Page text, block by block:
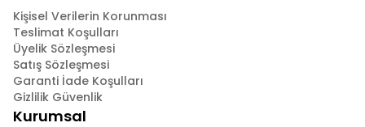
Kişisel Verilerin Korunması
Teslimat Koşulları
Üyelik Sözleşmesi
Satış Sözleşmesi
Garanti İade Koşulları
Gizlilik Güvenlik
Kurumsal